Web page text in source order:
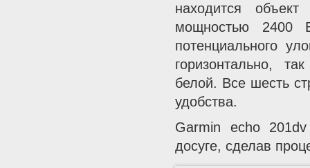
находится
мощностью 2400
потенциального
горизонтально,
белой. Все шесть
удобства.
Garmin echo
досуге, сделав